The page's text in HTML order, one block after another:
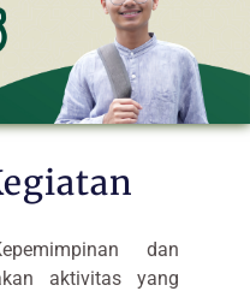
dan
aktivitas yang